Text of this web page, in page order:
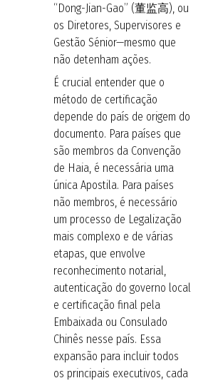
“Dong-Jian-Gao” (董监高), ou
os Diretores, Supervisores e
Gestão Sénior—mesmo que
não detenham ações.
É crucial entender que o
método de certificação
depende do país de origem do
documento. Para países que
são membros da Convenção
de Haia, é necessária uma
única Apostila. Para países
não membros, é necessário
um processo de Legalização
mais complexo e de várias
etapas, que envolve
reconhecimento notarial,
autenticação do governo local
e certificação final pela
Embaixada ou Consulado
Chinês nesse país. Essa
expansão para incluir todos
os principais executivos, cada